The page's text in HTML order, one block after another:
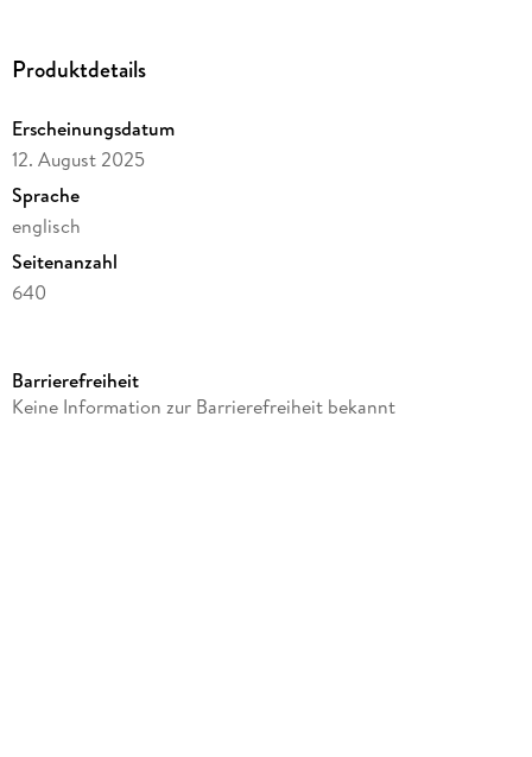
paper and 100% recyclable, with sturdy cardboard backers.
Produktdetails
Erscheinungsdatum
12. August 2025
Sprache
englisch
Seitenanzahl
640
Verlag/Hersteller
Barrierefreiheit
Keine Information zur Barrierefreiheit bekannt